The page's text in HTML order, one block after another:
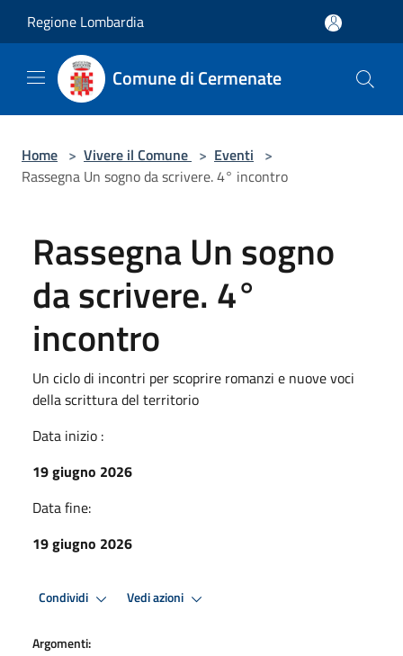
Regione Lombardia
Comune di Cermenate
Home > Vivere il Comune > Eventi >
Rassegna Un sogno da scrivere. 4° incontro
Rassegna Un sogno
da scrivere. 4°
incontro
Un ciclo di incontri per scoprire romanzi e nuove voci
della scrittura del territorio
Data inizio :
19 giugno 2026
Data fine:
19 giugno 2026
Condividi Vedi azioni
Argomenti: